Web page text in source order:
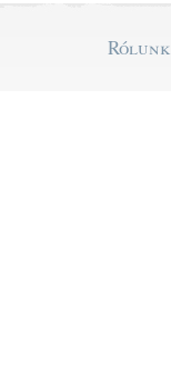
Rólunk